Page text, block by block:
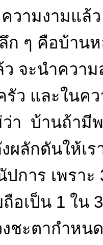
วามงามแล้
ก ๆ คือบ้าน
จะนำความ
ว และในค
า บ้านถ้ามี
ผลักดันให้เ
ปการ เพรา
อเป็น 1 ใน
ชะตากำหน